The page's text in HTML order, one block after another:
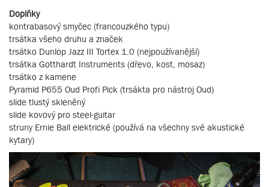
Doplňky
kontrabasový smyčec (francouzkého typu)
trsátka všeho druhu a značek
trsátko Dunlop Jazz III Tortex 1.0 (nejpoužívanější)
trsátka Gotthardt Instruments (dřevo, kost, mosaz)
trsátko z kamene
Pyramid P655 Oud Profi Pick (trsákta pro nástroj Oud)
slide tlustý skleněný
slide kovový pro steel-guitar
struny Ernie Ball elektrické (používá na všechny své akustické
kytary)